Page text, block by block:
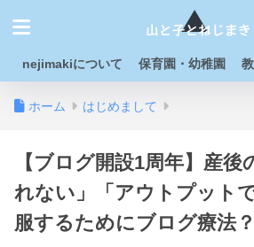
nejimakiについて 保育園・幼稚園
ホーム はじめまして
【ブログ開設1周年】産後
れない」「アウトプット
服するためにブログ療法？